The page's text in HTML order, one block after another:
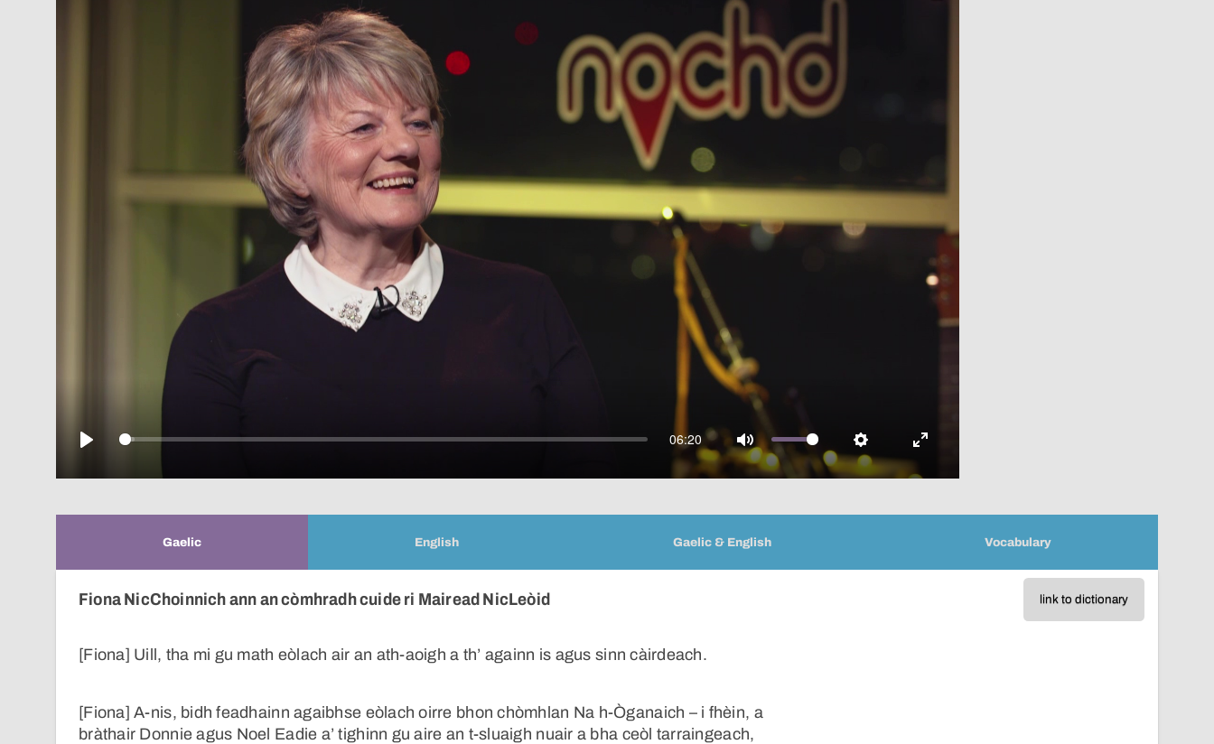
Play
06:20
Mute Settings
fullscreen
Gaelic English Gaelic & English Vocabulary
link to dictionary
Fiona NicChoinnich ann an còmhradh cuide ri Mairead NicLeòid
[Fiona] Uill, tha mi gu math eòlach air an ath-aoigh a th’ againn is agus sinn càirdeach.
[Fiona] A-nis, bidh feadhainn agaibhse eòlach oirre bhon chòmhlan Na h-Òganaich – i fhèin, a
bràthair Donnie agus Noel Eadie a’ tighinn gu aire an t-sluaigh nuair a bha ceòl tarraingeach,